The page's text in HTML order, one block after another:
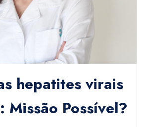
hepatites virais
Missão Possível?